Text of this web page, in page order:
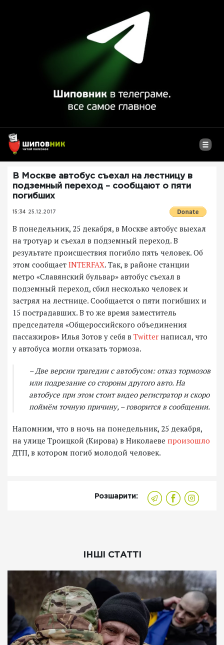
В Москве автобус съехал на лестницу в
подземный переход – сообщают о пяти
погибших
15:34 25.12.2017
В понедельник, 25 декабря, в Москве автобус выехал
на тротуар и съехал в подземный переход. В
результате происшествия погибло пять человек. Об
этом сообщает INTERFAX. Так, в районе станции
метро «Славянский бульвар» автобус съехал в
подземный переход, сбил несколько человек и
застрял на лестнице. Сообщается о пяти погибших и
15 пострадавших. В то же время заместитель
председателя «Общероссийского объединения
пассажиров» Илья Зотов у себя в Twitter написал, что
у автобуса могли отказать тормоза.
– Две версии трагедии с автобусом: отказ тормозов
или подрезание со стороны другого авто. На
автобусе при этом стоит видео регистратор и скоро
поймём точную причину, – говорится в сообщении.
Напомним, что в ночь на понедельник, 25 декабря,
на улице Троицкой (Кирова) в Николаеве произошло
ДТП, в котором погиб молодой человек.
Розшарити:
ІНШІ СТАТТІ